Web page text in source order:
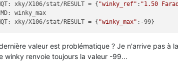
xky/X106/stat/RESULT = { "winky_ref" : "1.50
winky_max
xky/X106/stat/RESULT = { "winky_max"
valeur est problématique ? Je n'arrive pas à
winky renvoie toujours la valeur -99...